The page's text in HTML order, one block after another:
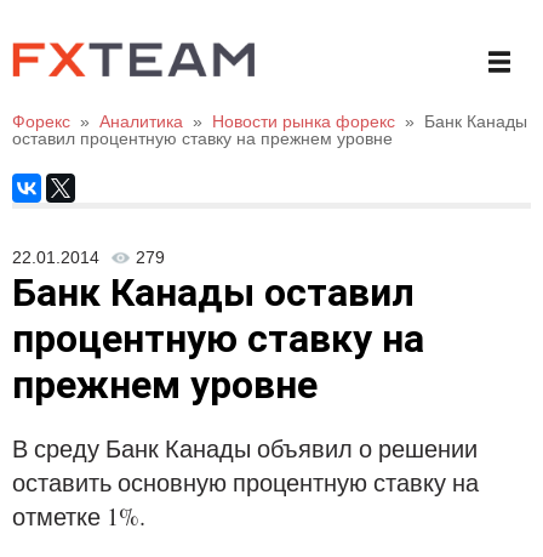
Форекс » Аналитика » Новости рынка форекс »
Банк Канады
оставил процентную ставку на прежнем уровне
22.01.2014 279
Банк Канады оставил
процентную ставку на
прежнем уровне
В среду Банк Канады объявил о решении
оставить основную процентную ставку на
отметке 1%.